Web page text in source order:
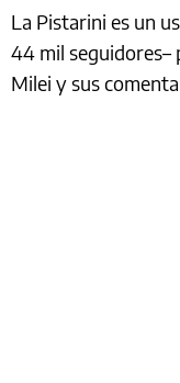
La Pistarini es un
44 mil seguidores–
Milei y sus